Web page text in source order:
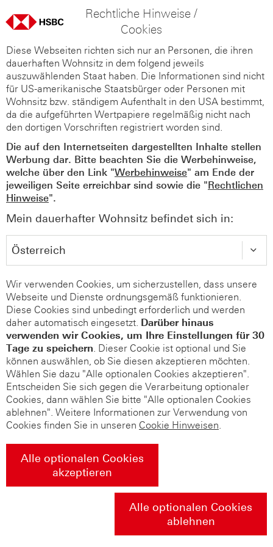
Rechtliche Hinweise /
Cookies
Diese Webseiten richten sich nur an Personen, die ihren
dauerhaften Wohnsitz in dem folgend jeweils
auszuwählenden Staat haben. Die Informationen sind nicht
für US-amerikanische Staatsbürger oder Personen mit
Wohnsitz bzw. ständigem Aufenthalt in den USA bestimmt,
da die aufgeführten Wertpapiere regelmäßig nicht nach
den dortigen Vorschriften registriert worden sind.
Die auf den Internetseiten dargestellten Inhalte stellen
Werbung dar. Bitte beachten Sie die Werbehinweise,
welche über den Link "Werbehinweise" am Ende der
jeweiligen Seite erreichbar sind sowie die "Rechtlichen
Hinweise".
Mein dauerhafter Wohnsitz befindet sich in:
Wir verwenden Cookies, um sicherzustellen, dass unsere
Webseite und Dienste ordnungsgemäß funktionieren.
Diese Cookies sind unbedingt erforderlich und werden
daher automatisch eingesetzt. Darüber hinaus
verwenden wir Cookies, um Ihre Einstellungen für 30
Tage zu speichern. Dieser Cookie ist optional und Sie
können auswählen, ob Sie diesen akzeptieren möchten.
Wählen Sie dazu "Alle optionalen Cookies akzeptieren".
Entscheiden Sie sich gegen die Verarbeitung optionaler
Cookies, dann wählen Sie bitte "Alle optionalen Cookies
ablehnen". Weitere Informationen zur Verwendung von
Cookies finden Sie in unseren Cookie Hinweisen.
Alle optionalen Cookies
akzeptieren
Alle optionalen Cookies
ablehnen